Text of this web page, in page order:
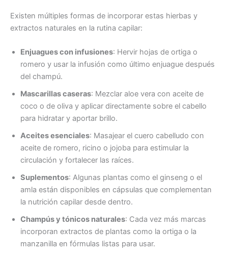
Existen múltiples formas de incorporar estas hierbas y
extractos naturales en la rutina capilar:
Enjuagues con infusiones: Hervir hojas de ortiga o
romero y usar la infusión como último enjuague después
del champú.
Mascarillas caseras: Mezclar aloe vera con aceite de
coco o de oliva y aplicar directamente sobre el cabello
para hidratar y aportar brillo.
Aceites esenciales: Masajear el cuero cabelludo con
aceite de romero, ricino o jojoba para estimular la
circulación y fortalecer las raíces.
Suplementos: Algunas plantas como el ginseng o el
amla están disponibles en cápsulas que complementan
la nutrición capilar desde dentro.
Champús y tónicos naturales: Cada vez más marcas
incorporan extractos de plantas como la ortiga o la
manzanilla en fórmulas listas para usar.